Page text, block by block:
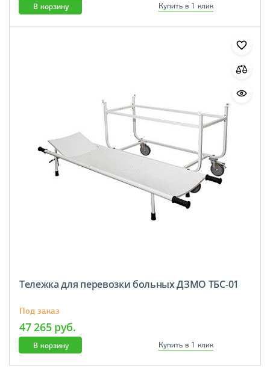
В корзину Купить в 1 клик
Тележка для перевозки больных ДЗМО ТБС-01
Под заказ
47 265 руб.
В корзину Купить в 1 клик